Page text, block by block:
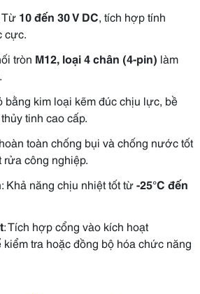
Từ 10 đến 30 V DC, tích hợp tính
cực.
tròn M12, loại 4 chân (4-pin) làm
bằng kim loại kẽm đúc chịu lực, bề
tinh cao cấp.
toàn chống bụi và chống nước tốt
công nghiệp.
: Khả năng chịu nhiệt tốt từ-25°C đến
: Tích hợp cổng vào kích hoạt
tra hoặc đồng bộ hóa chức năng